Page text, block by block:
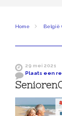
Home België
29 mei 2021
Plaats een